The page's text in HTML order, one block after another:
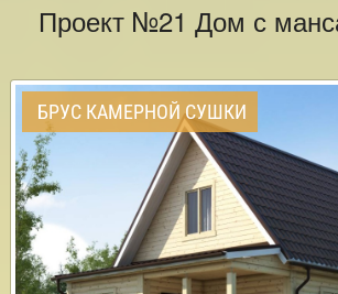
Проект №21 Дом с
БРУС КАМЕРНОЙ СУШКИ